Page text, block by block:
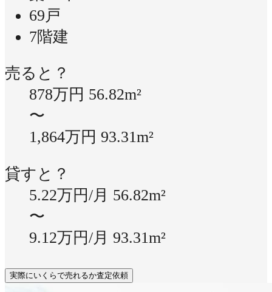
69戸
7階建
売ると？
878万円 56.82m²
〜
1,864万円 93.31m²
貸すと？
5.22万円/月 56.82m²
〜
9.12万円/月 93.31m²
実際にいくらで売れるか査定依頼